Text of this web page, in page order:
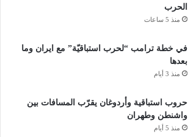
الحرب
منذ 5 ساعات
في خطة ترامب “لحرب استباقيّة” مع ايران وما
بعدها
منذ 3 أيام
حروب استباقية وأردوغان يقرّب المسافات بين
واشنطن وطهران
منذ 5 أيام